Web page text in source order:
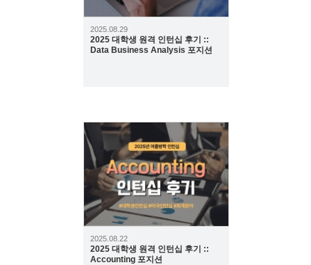
2025.08.29
2025 대학생 원격 인턴십 후기 ::
Data Business Analysis 포지션
320
2025.08.22
2025 대학생 원격 인턴십 후기 ::
Accounting 포지션